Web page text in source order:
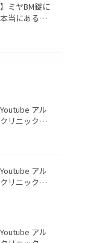
ミヤBM錠に
当にある
アル
リニック札
師が教える
た。
アル
リニック札
く？向いて
しました。
アル